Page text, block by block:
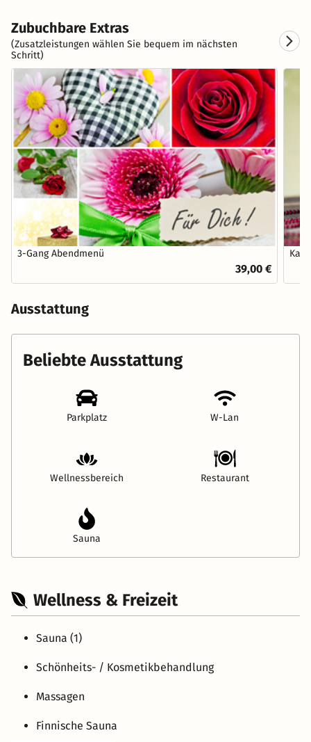
Zubuchbare Extras
(Zusatzleistungen wählen Sie bequem im nächsten
Schritt)
3-Gang Abendmenü
39,00 €
Ausstattung
Beliebte Ausstattung
Parkplatz W-Lan
Wellnessbereich Restaurant
Sauna
Wellness & Freizeit
Sauna (1)
Schönheits- / Kosmetikbehandlung
Massagen
Finnische Sauna